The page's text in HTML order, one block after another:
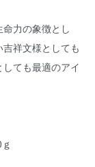
力の象徴とし
祥文様としても
ても最適のアイ